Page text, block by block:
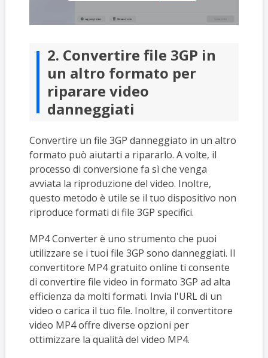
2. Convertire file 3GP in
un altro formato per
riparare video
danneggiati
Convertire un file 3GP danneggiato in un altro
formato può aiutarti a ripararlo. A volte, il
processo di conversione fa sì che venga
avviata la riproduzione del video. Inoltre,
questo metodo è utile se il tuo dispositivo non
riproduce formati di file 3GP specifici.
MP4 Converter è uno strumento che puoi
utilizzare se i tuoi file 3GP sono danneggiati. Il
convertitore MP4 gratuito online ti consente
di convertire file video in formato 3GP ad alta
efficienza da molti formati. Invia l'URL di un
video o carica il tuo file. Inoltre, il convertitore
video MP4 offre diverse opzioni per
ottimizzare la qualità del video MP4.